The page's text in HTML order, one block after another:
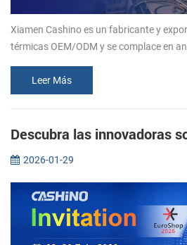
Xiamen Cashino es un fabricante y
térmicas OEM/ODM y se complace en
participación en la prestigiosa
Como fabricante popular en...
Leer Más
2026-01-29